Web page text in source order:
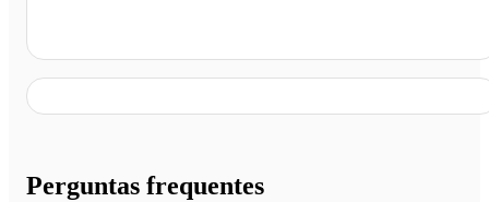
Perguntas frequentes